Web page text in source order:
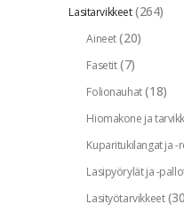
Lasitarvikkeet (264)
Aineet (20)
Fasetit (7)
Folionauhat (18)
Hiomakone ja
Kuparitukilangat ja -
Lasipyörylät ja -
Lasityötarvikkeet